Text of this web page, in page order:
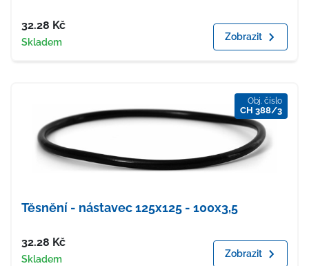
Cena
32.28 Kč
Dostupnost
Skladem Zobrazit
Obj. číslo
CH 388/3
Těsnění - nástavec 125x125 - 100x3,5
Cena
32.28 Kč
Dostupnost
Skladem Zobrazit